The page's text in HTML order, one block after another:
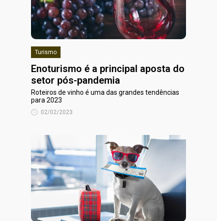
Turismo
Enoturismo é a principal aposta do
setor pós-pandemia
Roteiros de vinho é uma das grandes tendências
para 2023
02/02/2023